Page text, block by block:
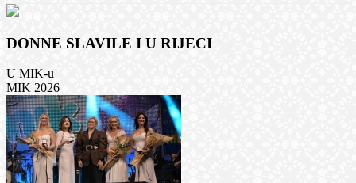
DONNE SLAVILE I U RIJECI
U MIK-u
MIK 2026